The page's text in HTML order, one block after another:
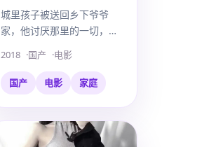
城里孩子被送回乡下爷爷
家，他讨厌那里的一切，直
了已经去世的爸爸。
2018 国产 电影
国产 电影 家庭